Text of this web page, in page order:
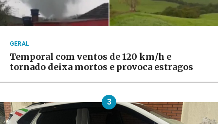
GERAL
Temporal com ventos de 120 km/h e
tornado deixa mortos e provoca estragos
3